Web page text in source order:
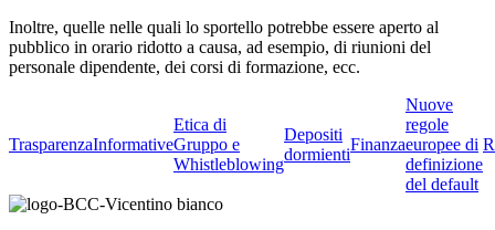
Inoltre, quelle nelle quali lo sportello potrebbe essere aperto al
pubblico in orario ridotto a causa, ad esempio, di riunioni del
personale dipendente, dei corsi di formazione, ecc.
TrasparenzaInformative
Etica di
Gruppo e
Whistleblowing
Depositi
dormienti
Finanza
Nuove
regole
europee di
definizione
del default